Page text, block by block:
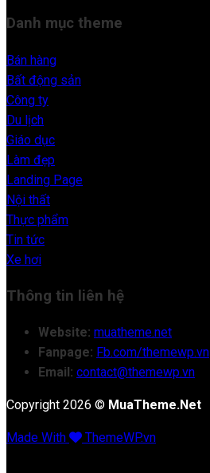
Danh mục theme
Bán hàng
Bất động sản
Công ty
Du lịch
Giáo dục
Làm đẹp
Landing Page
Nội thất
Thực phẩm
Tin tức
Xe hơi
Thông tin liên hệ
Website: muatheme.net
Fanpage: Fb.com/themewp.vn
Email: contact@themewp.vn
Copyright 2026 © MuaTheme.Net
Made With ThemeWP.vn